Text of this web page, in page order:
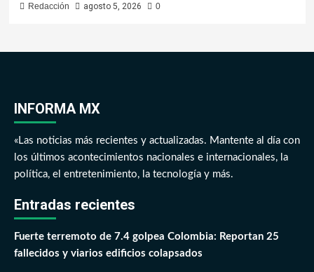
Redacción agosto 5, 2026 0
INFORMA MX
«Las noticias más recientes y actualizadas. Mantente al día con
los últimos acontecimientos nacionales e internacionales, la
política, el entretenimiento, la tecnología y más.
Entradas recientes
Fuerte terremoto de 7.4 golpea Colombia: Reportan 25
fallecidos y viarios edificios colapsados